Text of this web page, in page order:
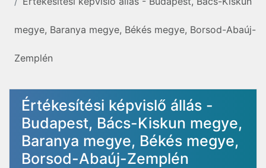
megye, Baranya megye, Békés megye, Borsod-Abaúj-
Zemplén
Értékesítési képvislő állás -
Budapest, Bács-Kiskun megye,
Baranya megye, Békés megye,
Borsod-Abaúj-Zemplén